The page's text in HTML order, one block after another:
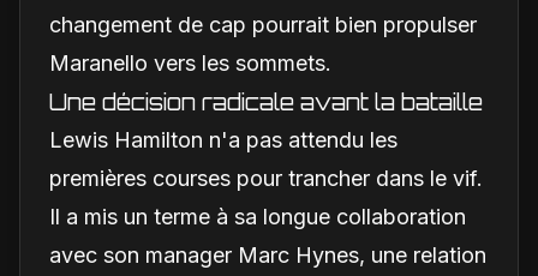
changement de cap pourrait bien propulser
Maranello vers les sommets.
Une décision radicale avant la bataille
Lewis Hamilton n'a pas attendu les
premières courses pour trancher dans le vif.
Il a mis un terme à sa longue collaboration
avec son manager Marc Hynes, une relation